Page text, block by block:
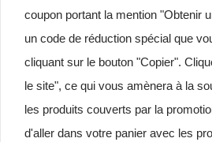
coupon portant la mention "Obtenir
un code de réduction spécial que
cliquant sur le bouton "Copier".
le site", ce qui vous amènera à la
les produits couverts par la
d'aller dans votre panier avec les